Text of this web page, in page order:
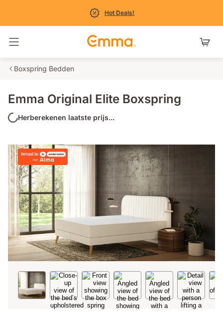
Hot Deals!
Navigatie in- en uitschakelen
Boxspring Bedden
Emma Original Elite Boxspring
Herberekenen laatste prijs...